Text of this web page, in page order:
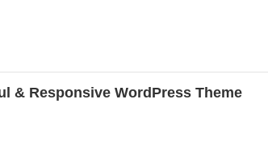
& Responsive WordPress Theme